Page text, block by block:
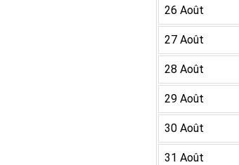
26 Août
27 Août
28 Août
29 Août
30 Août
31 Août